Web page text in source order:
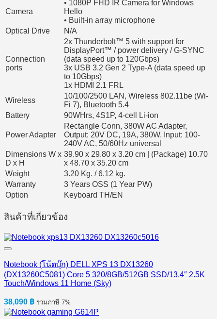
Camera
• 1080P FHD IR Camera for Windows
Hello
• Built-in array microphone
Optical Drive
N/A
Connection
ports
2x Thunderbolt™ 5 with support for
DisplayPort™ / power delivery / G-SYNC
(data speed up to 120Gbps)
3x USB 3.2 Gen 2 Type-A (data speed up
to 10Gbps)
1x HDMI 2.1 FRL
Wireless
10/100/2500 LAN, Wireless 802.11be (Wi-
Fi 7), Bluetooth 5.4
Battery
90WHrs, 4S1P, 4-cell Li-ion
Power Adapter
Rectangle Conn, 380W AC Adapter,
Output: 20V DC, 19A, 380W, Input: 100-
240V AC, 50/60Hz universal
Dimensions W x
D x H
39.90 x 29.80 x 3.20 cm | (Package) 10.70
x 48.70 x 35.20 cm
Weight
3.20 Kg. / 6.12 kg.
Warranty
3 Years OSS (1 Year PW)
Option
Keyboard TH/EN
สินค้าที่เกี่ยวข้อง
Notebook (โน้ตบุ๊ก) DELL XPS 13 DX13260
(DX13260C5081) Core 5 320/8GB/512GB SSD/13.4″ 2.5K
Touch/Windows 11 Home (Sky)
38,090 ฿ รวมภาษี 7%